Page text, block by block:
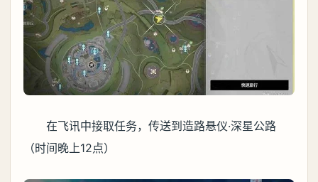
在飞讯中接取任务，传送到造路悬仪·深星公路
（时间晚上12点）